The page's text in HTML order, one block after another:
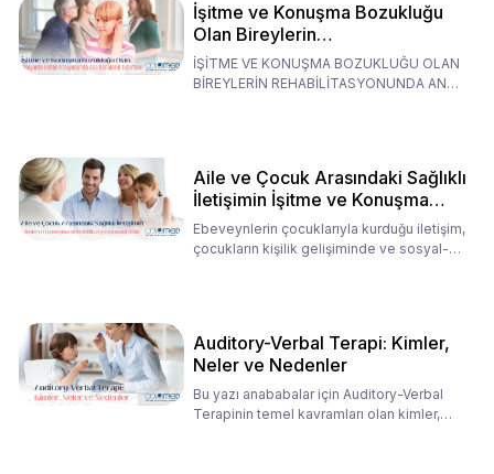
İşitme ve Konuşma Bozukluğu
Olan Bireylerin
Rehabilitasyonunda Ana
Babaların Tutumları
İŞİTME VE KONUŞMA BOZUKLUĞU OLAN
BİREYLERİN REHABİLİTASYONUNDA ANA
Aile ve Çocuk Arasındaki Sağlıklı
İletişimin İşitme ve Konuşma
Rehabilitasyonundaki Rolü
Ebeveynlerin çocuklarıyla kurduğu iletişim,
çocukların kişilik gelişiminde ve sosyal-
Auditory-Verbal Terapi: Kimler,
Neler ve Nedenler
Bu yazı anababalar için Auditory-Verbal
Terapinin temel kavramları olan kimler,